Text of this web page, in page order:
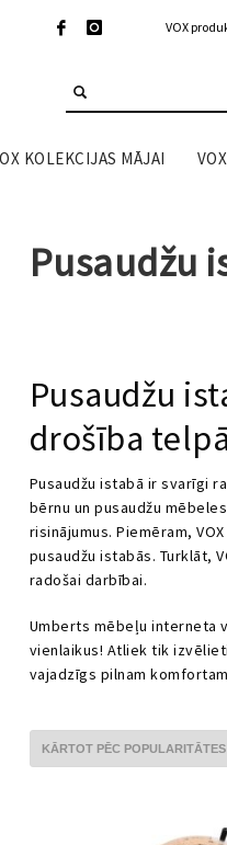
VOX
KOLEKCIJAS MĀJAI
Pusaudžu
Pusaudžu
drošība telpā
Pusaudžu istabā ir svarīgi
bērnu un pusaudžu
risinājumus. Piemēram,
pusaudžu istabās. Turklāt,
radošai darbībai.
Umberts mēbeļu interneta
vienlaikus! Atliek tik
vajadzīgs pilnam